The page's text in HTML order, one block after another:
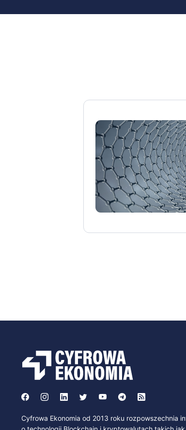
Cyfrowa Ekonomia od 2013 roku rozpowszechnia